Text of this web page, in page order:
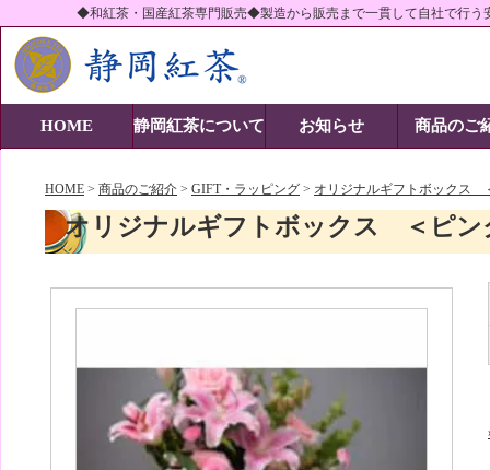
◆和紅茶・国産紅茶専門販売◆製造から販売まで一貫して自社で行う
HOME 静岡紅茶について お知らせ 商品のご
HOME > 商品のご紹介 > GIFT・ラッピング > オリジナルギフトボックス
オリジナルギフトボックス ＜ピン